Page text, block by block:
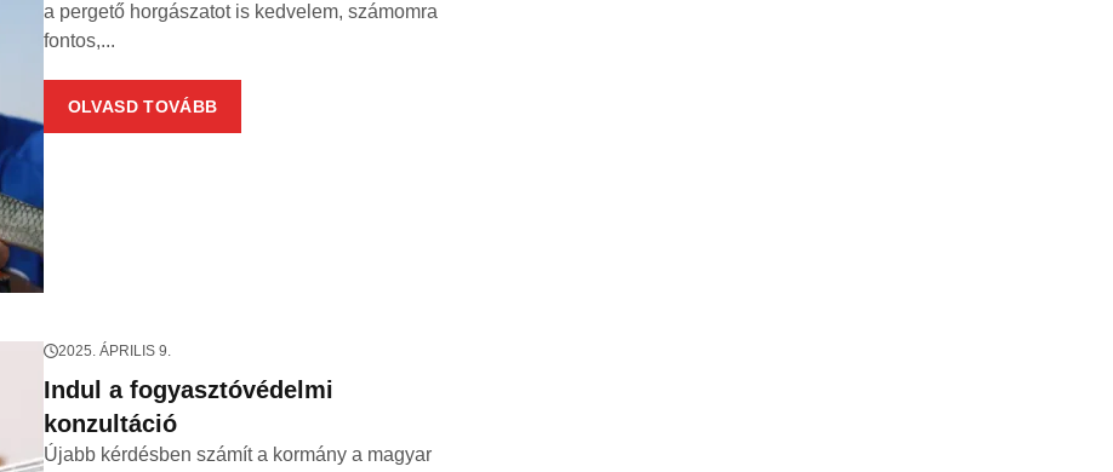
a pergető horgászatot is kedvelem, számomra
fontos,...
OLVASD TOVÁBB
2025. ÁPRILIS 9.
Indul a fogyasztóvédelmi
konzultáció
Újabb kérdésben számít a kormány a magyar